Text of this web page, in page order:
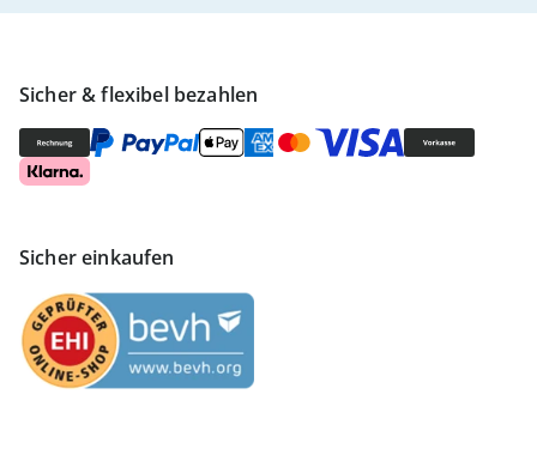
Sicher & flexibel bezahlen
Sicher einkaufen